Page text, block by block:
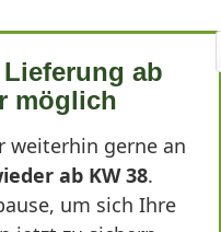
Staude bildet
gefiedertes Laub
gekrönt werden. Als
ab
möglich
weiterhin gerne an
ab KW 38.
um sich Ihre